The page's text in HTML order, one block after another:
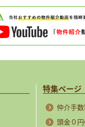
特集ページ
仲介手
頭金０